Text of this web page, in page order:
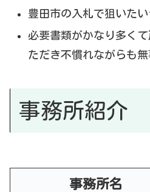
豊田市の入札で狙いた
必要書類がかなり多く
ただき不慣れながらも
事務所紹介
事務所名